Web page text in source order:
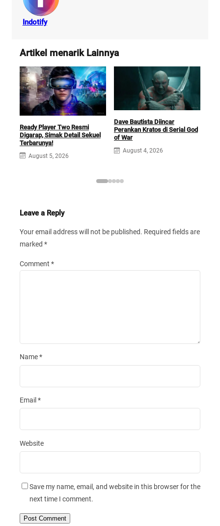
Indotify
Artikel menarik Lainnya
Ready Player Two Resmi
Digarap, Simak Detail Sekuel
Terbarunya!
August 5, 2026
Dave Bautista Diincar
Perankan Kratos di Serial God
of War
August 4, 2026
Leave a Reply
Your email address will not be published. Required fields are
marked *
Comment *
Name*
Email *
Website
Save my name, email, and website in this browser for the
next time I comment.